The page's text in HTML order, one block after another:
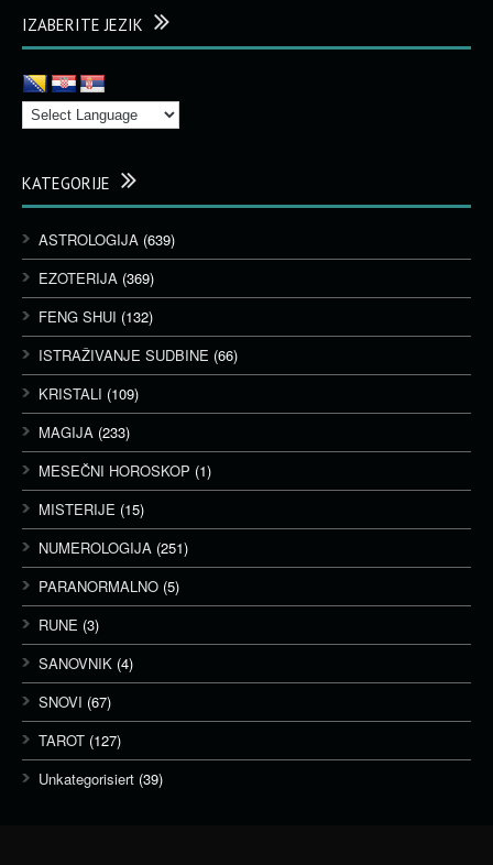
IZABERITE JEZIK
KATEGORIJE
ASTROLOGIJA (639)
EZOTERIJA (369)
FENG SHUI (132)
ISTRAŽIVANJE SUDBINE (66)
KRISTALI (109)
MAGIJA (233)
MESEČNI HOROSKOP (1)
MISTERIJE (15)
NUMEROLOGIJA (251)
PARANORMALNO (5)
RUNE (3)
SANOVNIK (4)
SNOVI (67)
TAROT (127)
Unkategorisiert (39)